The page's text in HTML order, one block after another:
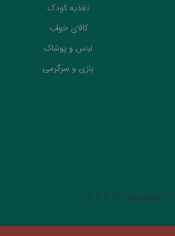
تغذیه کودک
کالای خواب
لباس و پوشاک
بازی و سرگرمی